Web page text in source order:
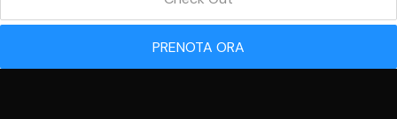
PRENOTA ORA